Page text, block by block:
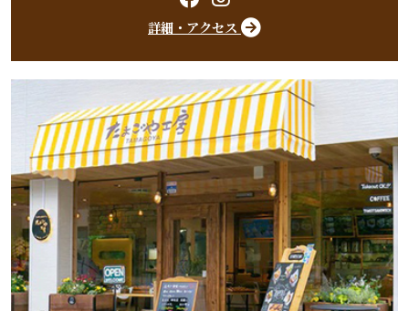
詳細・アクセス